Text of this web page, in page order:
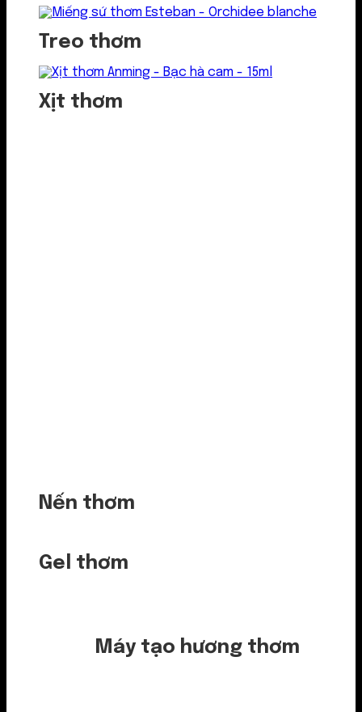
Treo thơm
Xịt thơm
Nến thơm
Gel thơm
Máy tạo hương thơm